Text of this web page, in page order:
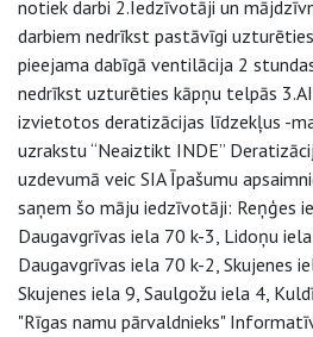
notiek darbi 2.Iedzīvotāji un
darbiem nedrīkst pastāvīgi
pieejama dabīgā ventilācija 2
nedrīkst uzturēties kāpņu telpās
izvietotos deratizācijas līdzekļus -
uzrakstu “Neaiztikt INDE”
uzdevumā veic SIA Īpašumu
saņem šo māju iedzīvotāji: Reņģes
Daugavgrīvas iela 70 k-3, Lidoņu
Daugavgrīvas iela 70 k-2, Skujenes
Skujenes iela 9, Saulgožu iela 4,
"Rīgas namu pārvaldnieks"